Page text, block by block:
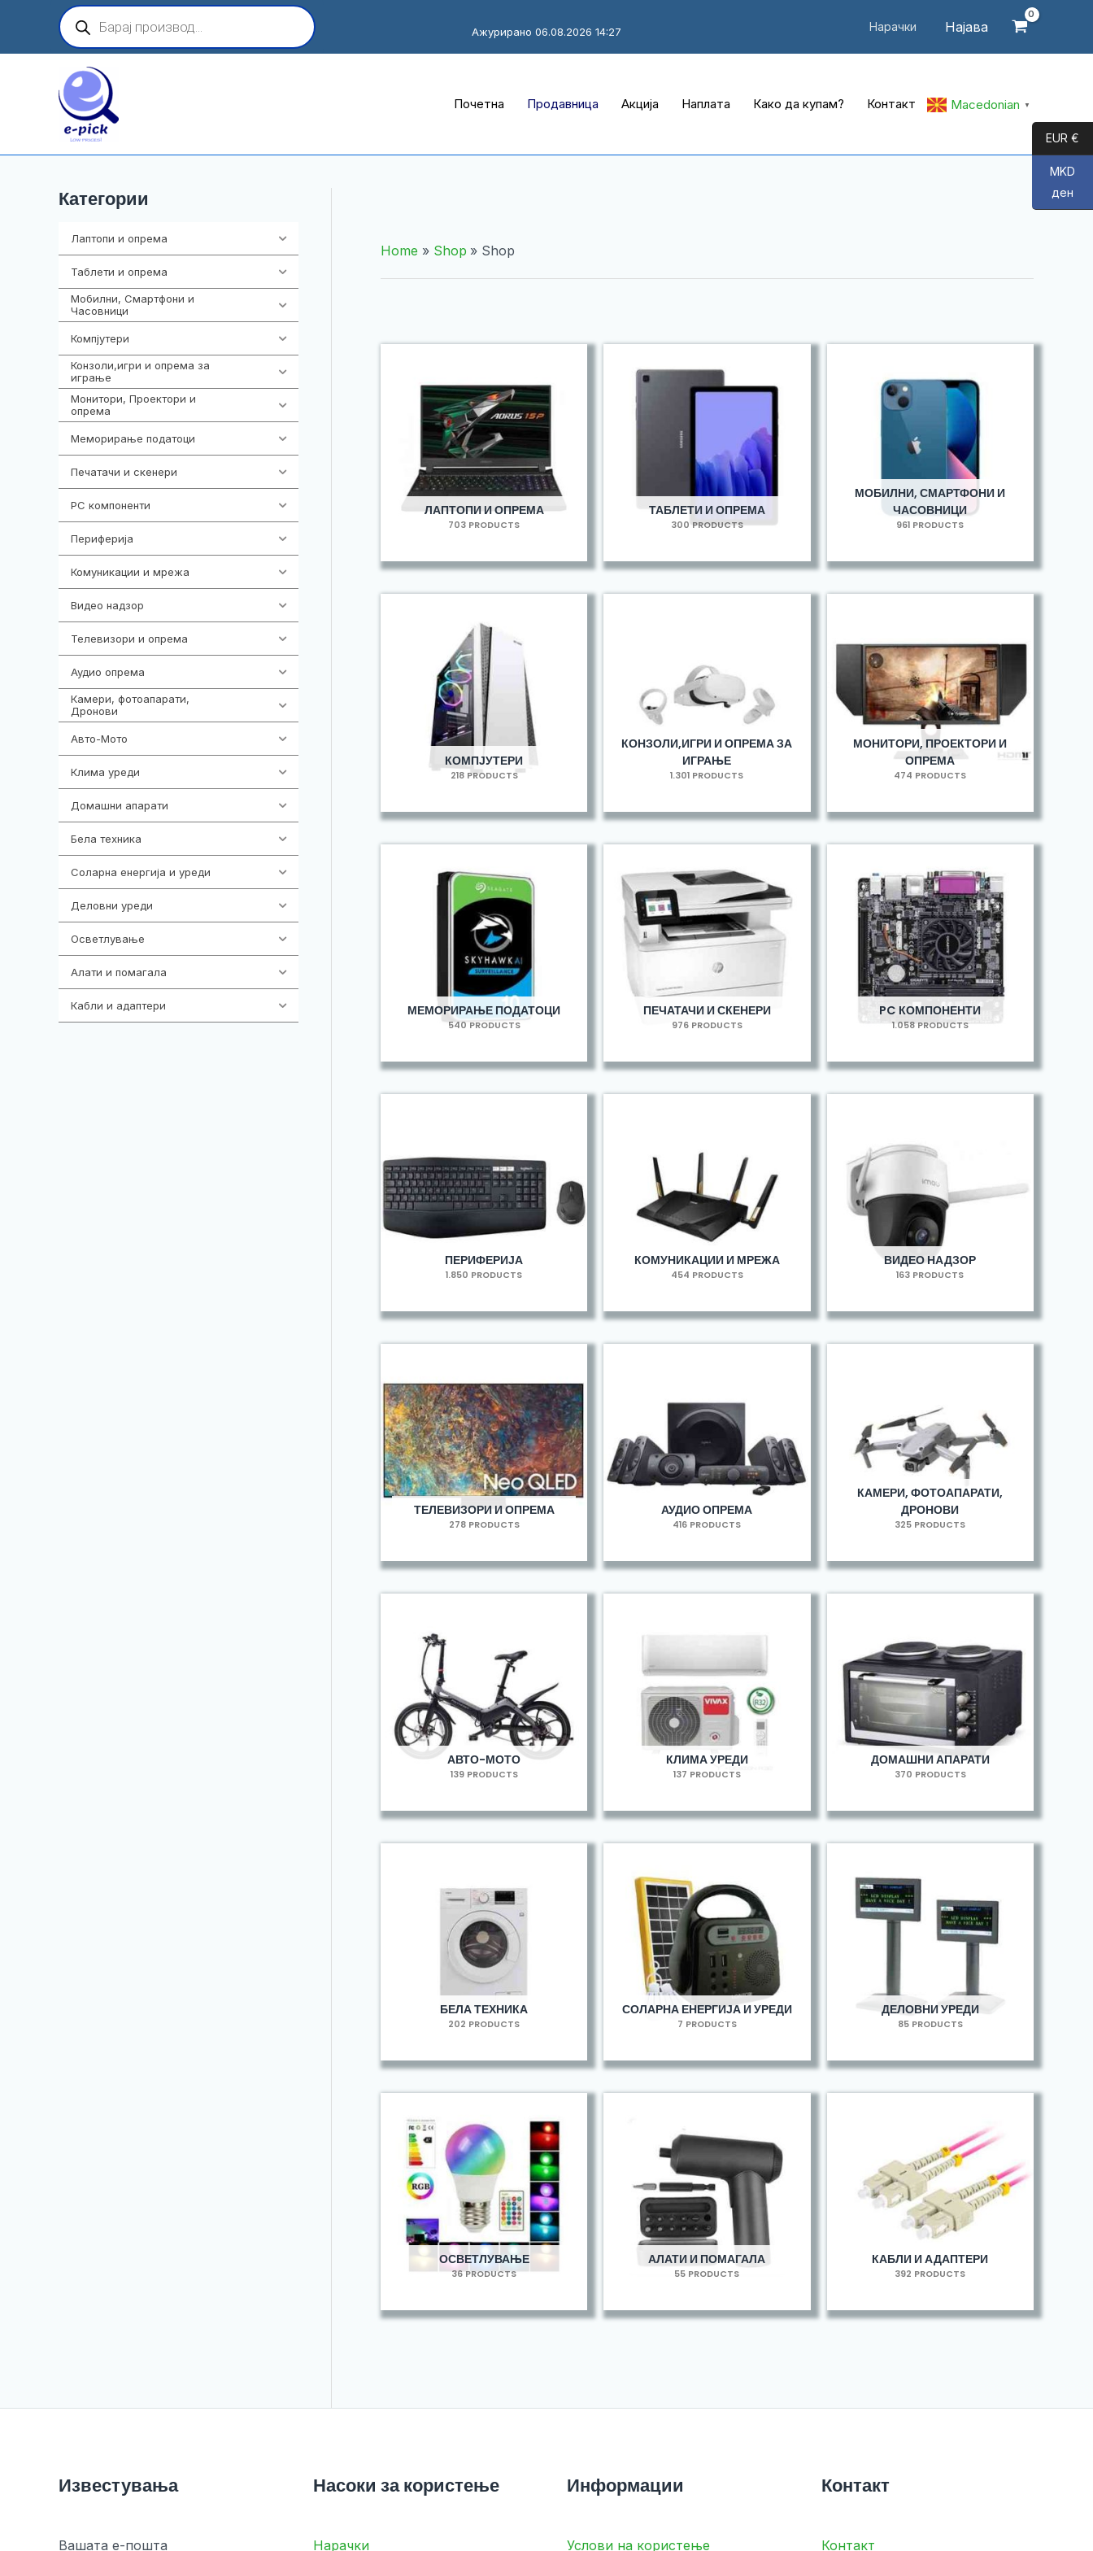
content
Products
search
Нарачки Најава
Ажурирано 06.08.2026 14:27
Почетна Продавница Акција Наплата Како да купам? Контакт Macedonian ▼
Категории
Лаптопи и опрема
Таблети и опрема
Мобилни, Смартфони и
Часовници
Компјутери
Конзоли,игри и опрема за
играње
Монитори, Проектори и
опрема
Меморирање податоци
Печатачи и скенери
PC компоненти
Периферија
Комуникации и мрежа
Видео надзор
Телевизори и опрема
Аудио опрема
Камери, фотоапарати,
Дронови
Авто-Мото
Клима уреди
Домашни апарати
Бела техника
Соларна енергија и уреди
Деловни уреди
Осветлување
Алати и помагала
Кабли и адаптери
Home Shop Shop
ЛАПТОПИ И ОПРЕМА
703 PRODUCTS
ТАБЛЕТИ И ОПРЕМА
300 PRODUCTS
МОБИЛНИ, СМАРТФОНИ И
ЧАСОВНИЦИ
961 PRODUCTS
КОМПЈУТЕРИ
218 PRODUCTS
КОНЗОЛИ,ИГРИ И ОПРЕМА ЗА
ИГРАЊЕ
1.301 PRODUCTS
МОНИТОРИ, ПРОЕКТОРИ И
ОПРЕМА
474 PRODUCTS
МЕМОРИРАЊЕ ПОДАТОЦИ
540 PRODUCTS
ПЕЧАТАЧИ И СКЕНЕРИ
976 PRODUCTS
PC КОМПОНЕНТИ
1.058 PRODUCTS
ПЕРИФЕРИЈА
1.850 PRODUCTS
КОМУНИКАЦИИ И МРЕЖА
454 PRODUCTS
ВИДЕО НАДЗОР
163 PRODUCTS
ТЕЛЕВИЗОРИ И ОПРЕМА
278 PRODUCTS
АУДИО ОПРЕМА
416 PRODUCTS
КАМЕРИ, ФОТОАПАРАТИ,
ДРОНОВИ
325 PRODUCTS
АВТО-МОТО
139 PRODUCTS
КЛИМА УРЕДИ
137 PRODUCTS
ДОМАШНИ АПАРАТИ
370 PRODUCTS
БЕЛА ТЕХНИКА
202 PRODUCTS
СОЛАРНА ЕНЕРГИЈА И УРЕДИ
7 PRODUCTS
ДЕЛОВНИ УРЕДИ
85 PRODUCTS
ОСВЕТЛУВАЊЕ
36 PRODUCTS
АЛАТИ И ПОМАГАЛА
55 PRODUCTS
КАБЛИ И АДАПТЕРИ
392 PRODUCTS
Известувања
Вашата е-пошта
Насоки за користење
Нарачки
Информации
Услови на користење
Контакт
Контакт
EUR €
MKD
ден